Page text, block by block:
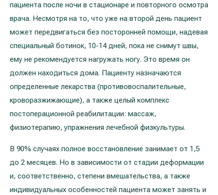
пациента после ночи в стационаре и повторного осмотра
врача. Несмотря на то, что уже на второй день пациент
может передвигаться без посторонней помощи, надевая
специальный ботинок, 10-14 дней, пока не снимут швы,
ему не рекомендуется нагружать ногу. Это время он
должен находиться дома. Пациенту назначаются
определенные лекарства (противовоспалительные,
кроворазжижающие), а также целый комплекс
постоперационной реабилитации: массаж,
физиотерапию, упражнения лечебной физкультуры.
В 90% случаях полное восстановление занимает от 1,5
до 2 месяцев. Но в зависимости от стадии деформации
и, соответственно, степени вмешательства, а также
индивидуальных особенностей пациента может занять и